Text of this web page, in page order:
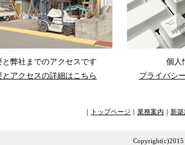
と弊社までのアクセスです
個人
とアクセスの詳細はこちら
プライバシ
トップページ 業務案内 新
Copyright(c)2015